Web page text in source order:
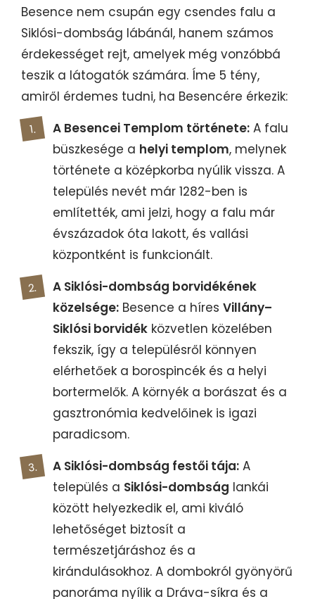
Besence nem csupán egy csendes falu a
Siklósi-dombság lábánál, hanem számos
érdekességet rejt, amelyek még vonzóbbá
teszik a látogatók számára. Íme 5 tény,
amiről érdemes tudni, ha Besencére érkezik:
A Besencei Templom története: A falu
büszkesége a helyi templom, melynek
története a középkorba nyúlik vissza. A
település nevét már 1282-ben is
említették, ami jelzi, hogy a falu már
évszázadok óta lakott, és vallási
központként is funkcionált.
A Siklósi-dombság borvidékének
közelsége: Besence a híres Villány–
Siklósi borvidék közvetlen közelében
fekszik, így a településről könnyen
elérhetőek a borospincék és a helyi
bortermelők. A környék a borászat és a
gasztronómia kedvelőinek is igazi
paradicsom.
A Siklósi-dombság festői tája: A
település a Siklósi-dombság lankái
között helyezkedik el, ami kiváló
lehetőséget biztosít a
természetjáráshoz és a
kirándulásokhoz. A dombokról gyönyörű
panoráma nyílik a Dráva-síkra és a